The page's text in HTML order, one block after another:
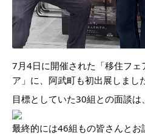
7月4日に開催された「移住フェ
ア」に、阿武町も初出展しまし
目標としていた30組との面談
最終的には46組もの皆さんとお